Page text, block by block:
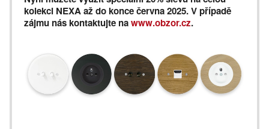
kolekci NEXA až do konce června 2025. V případě
zájmu nás kontaktujte nawww.obzor.cz.